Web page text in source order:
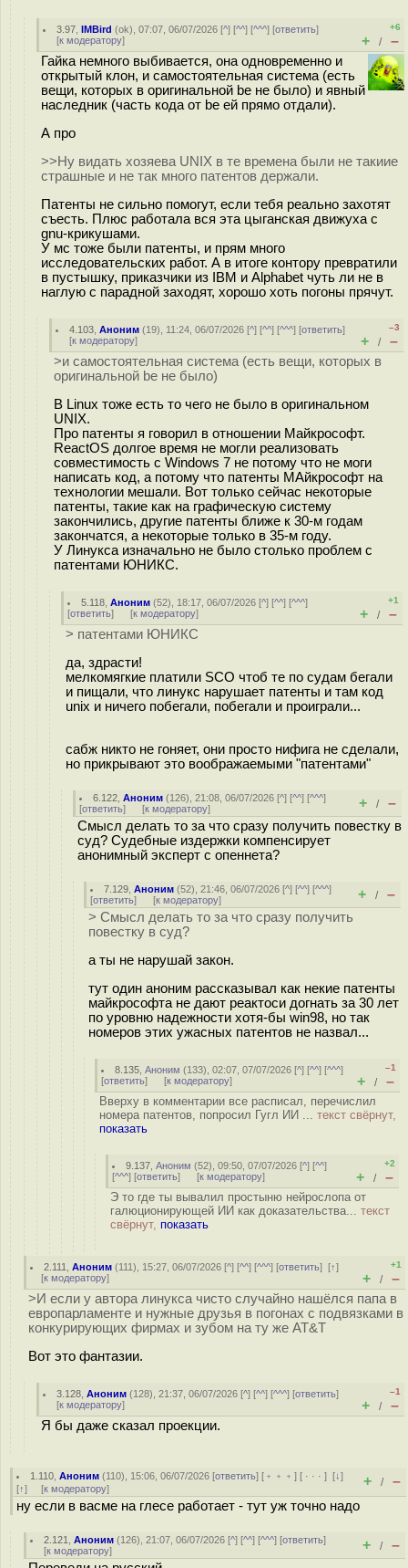
3.97 ,IMBird (ok), 07:07, 06/07/2026 [^] [^^] [^^^] [ответить]
[к модератору]
+6
+ / –
Гайка немного выбивается, она одновременно и
открытый клон, и самостоятельная система (есть
вещи, которых в оригинальной be не было) и явный
наследник (часть кода от be ей прямо отдали).
А про
>>Ну видать хозяева UNIX в те времена были не такиие
страшные и не так много патентов держали.
Патенты не сильно помогут, если тебя реально захотят
съесть. Плюс работала вся эта цыганская движуха с
gnu-крикушами.
У мс тоже были патенты, и прям много
исследовательских работ. А в итоге контору превратили
в пустышку, приказчики из IBM и Alphabet чуть ли не в
наглую с парадной заходят, хорошо хоть погоны прячут.
4.103 ,Аноним (19), 11:24, 06/07/2026 [^] [^^] [^^^] [ответить]
[к модератору]
–3
+ / –
>и самостоятельная система (есть вещи, которых в
оригинальной be не было)
В Linux тоже есть то чего не было в оригинальном
UNIX.
Про патенты я говорил в отношении Майкрософт.
ReactOS долгое время не могли реализовать
совместимость с Windows 7 не потому что не моги
написать код, а потому что патенты МАйкрософт на
технологии мешали. Вот только сейчас некоторые
патенты, такие как на графическую систему
закончились, другие патенты ближе к 30-м годам
закончатся, а некоторые только в 35-м году.
У Линукса изначально не было столько проблем с
патентами ЮНИКС.
5.118 ,Аноним (52), 18:17, 06/07/2026 [^] [^^] [^^^]
[ответить] [к модератору]
+1
+ / –
> патентами ЮНИКС
да, здрасти!
мелкомягкие платили SCO чтоб те по судам бегали
и пищали, что линукс нарушает патенты и там код
unix и ничего побегали, побегали и проиграли...
сабж никто не гоняет, они просто нифига не сделали,
но прикрывают это воображаемыми "патентами"
6.122 ,Аноним (126), 21:08, 06/07/2026 [^] [^^] [^^^]
[ответить] [к модератору] + / –
Смысл делать то за что сразу получить повестку в
суд? Судебные издержки компенсирует
анонимный эксперт с опеннета?
7.129 ,Аноним (52), 21:46, 06/07/2026 [^] [^^] [^^^]
[ответить] [к модератору] + / –
> Смысл делать то за что сразу получить
повестку в суд?
а ты не нарушай закон.
тут один аноним рассказывал как некие патенты
майкрософта не дают реактоси догнать за 30 лет
по уровню надежности хотя-бы win98, но так
номеров этих ужасных патентов не назвал...
8.135 ,Аноним (133), 02:07, 07/07/2026 [^] [^^] [^^^]
[ответить] [к модератору]
–1
+ / –
Вверху в комментарии все расписал, перечислил
номера патентов, попросил Гугл ИИ ... текст свёрнут,
показать
9.137 ,Аноним (52), 09:50, 07/07/2026 [^] [^^]
[^^^] [ответить] [к модератору]
+2
+ / –
Э то где ты вывалил простыню нейрослопа от
галюционирующей ИИ как доказательства... текст
свёрнут, показать
2.111 ,Аноним (111), 15:27, 06/07/2026 [^] [^^] [^^^] [ответить][↑]
[к модератору]
+1
+ / –
>И если у автора линукса чисто случайно нашёлся папа в
европарламенте и нужные друзья в погонах с подвязками в
конкурирующих фирмах и зубом на ту же AT&T
Вот это фантазии.
3.128 ,Аноним (128), 21:37, 06/07/2026 [^] [^^] [^^^] [ответить]
[к модератору]
–1
+ / –
Я бы даже сказал проекции.
1.110 ,Аноним (110), 15:06, 06/07/2026 [ответить] [ ﹢﹢﹢] [ · · ·][↓]
[↑] [к модератору] + / –
ну если в васме на глесе работает - тут уж точно надо
2.121 ,Аноним (126), 21:07, 06/07/2026 [^] [^^] [^^^] [ответить]
[к модератору] + / –